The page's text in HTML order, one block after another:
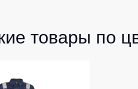
товары по